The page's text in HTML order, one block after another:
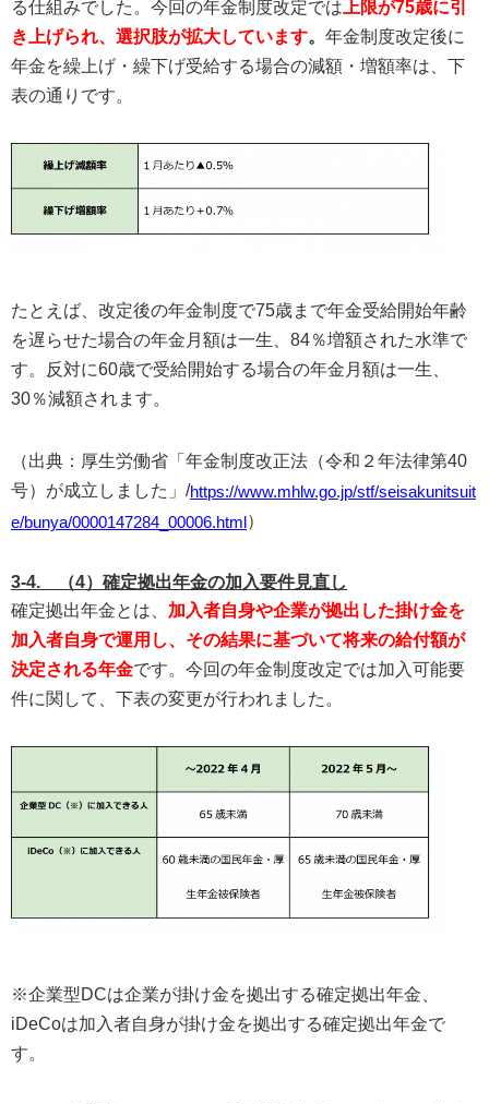
る仕組みでした。今回の年金制度改定では 上限が75歳に引
き上げられ、選択肢が拡大しています。 年金制度改定後に
年金を繰上げ・繰下げ受給する場合の減額・増額率は、下
表の通りです。
たとえば、改定後の年金制度で75歳まで年金受給開始年齢
を遅らせた場合の年金月額は一生、84％増額された水準で
す。反対に60歳で受給開始する場合の年金月額は一生、
30％減額されます。
（出典：厚生労働省「年金制度改正法（令和２年法律第40
号）が成立しました」/https://www.mhlw.go.jp/stf/seisakunitsuit
e/bunya/0000147284_00006.html）
3-4. （4）確定拠出年金の加入要件見直し
確定拠出年金とは、 加入者自身や企業が拠出した掛け金を
加入者自身で運用し、その結果に基づいて将来の給付額が
決定される年金です。今回の年金制度改定では加入可能要
件に関して、下表の変更が行われました。
※企業型DCは企業が掛け金を拠出する確定拠出年金、
iDeCoは加入者自身が掛け金を拠出する確定拠出年金で
す。